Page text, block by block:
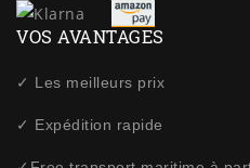
VOS AVANTAGES
✓ Les meilleurs prix
✓ Expédition rapide